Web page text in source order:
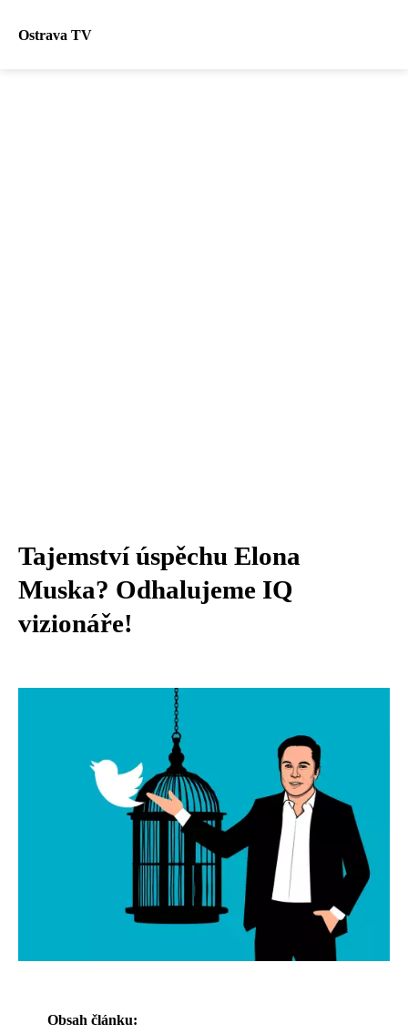
Ostrava TV
Tajemství úspěchu Elona
Muska? Odhalujeme IQ
vizionáře!
Obsah článku: